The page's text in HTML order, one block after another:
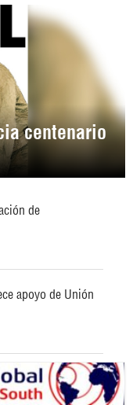
centenario
de
apoyo de Unión